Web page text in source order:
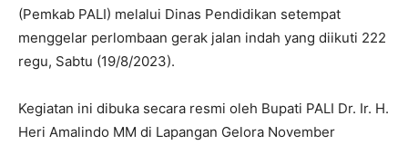
(Pemkab PALI) melalui Dinas Pendidikan setempat
menggelar perlombaan gerak jalan indah yang diikuti 222
regu, Sabtu (19/8/2023).
Kegiatan ini dibuka secara resmi oleh Bupati PALI Dr. Ir. H.
Heri Amalindo MM di Lapangan Gelora November